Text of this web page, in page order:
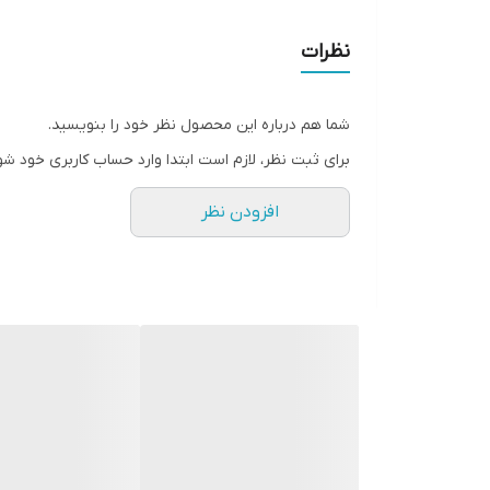
نظرات
شما هم درباره این محصول نظر خود را بنویسید.
برای ثبت نظر، لازم است ابتدا وارد حساب کاربری خود
افزودن نظر